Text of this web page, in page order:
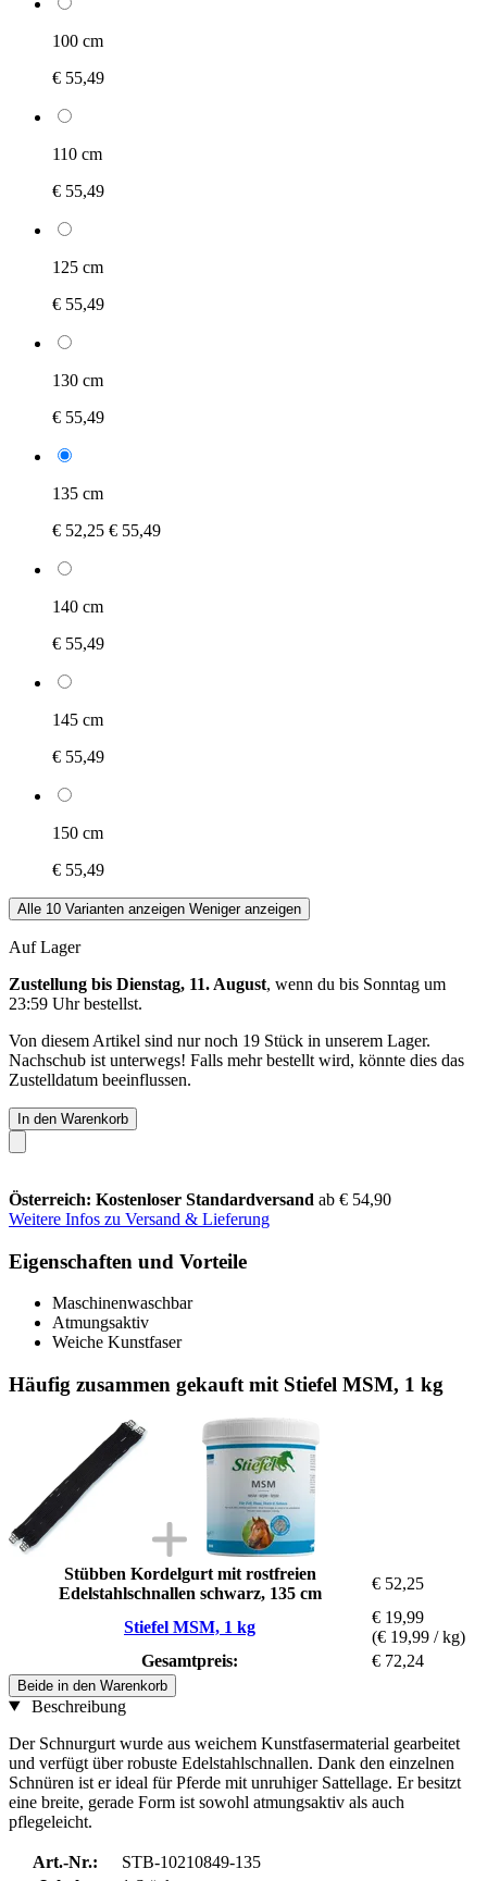
100 cm
€ 55,49
110 cm
€ 55,49
125 cm
€ 55,49
130 cm
€ 55,49
135 cm
€ 52,25 € 55,49
140 cm
€ 55,49
145 cm
€ 55,49
150 cm
€ 55,49
Alle 10 Varianten anzeigen Weniger anzeigen
Auf Lager
Zustellung bis Dienstag, 11. August, wenn du bis Sonntag um
23:59 Uhrbestellst.
Von diesem Artikel sind nur noch 19 Stück in unserem Lager.
Nachschub ist unterwegs! Falls mehr bestellt wird, könnte dies das
Zustelldatum beeinflussen.
In den Warenkorb
Österreich: Kostenloser Standardversand ab € 54,90
Weitere Infos zu Versand & Lieferung
Eigenschaften und Vorteile
Maschinenwaschbar
Atmungsaktiv
Weiche Kunstfaser
Häufig zusammen gekauft mit Stiefel MSM, 1 kg
Stübben Kordelgurt mit rostfreien
Edelstahlschnallen schwarz, 135 cm
€ 52,25
Stiefel MSM, 1 kg
€ 19,99
(€ 19,99 / kg)
Gesamtpreis:
€ 72,24
Beide in den Warenkorb
Beschreibung
Der Schnurgurt wurde aus weichem Kunstfasermaterial gearbeitet
und verfügt über robuste Edelstahlschnallen. Dank den einzelnen
Schnüren ist er ideal für Pferde mit unruhiger Sattellage. Er besitzt
eine breite, gerade Form ist sowohl atmungsaktiv als auch
pflegeleicht.
Art.-Nr.:
STB-10210849-135